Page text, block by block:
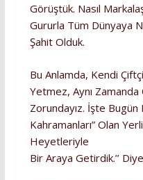
Görüştük. Nasıl
Gururla Tüm Dünyaya
Şahit Olduk.
Bu Anlamda, Kendi
Yetmez, Aynı
Zorundayız. İşte Bugün
Kahramanları” Olan
Heyetleriyle
Bir Araya Getirdik.’’